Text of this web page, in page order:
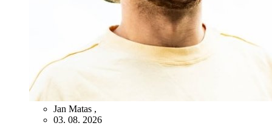
Jan Matas ,
03. 08. 2026